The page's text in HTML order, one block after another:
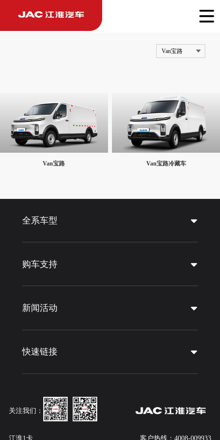
Van宝路
Van宝路 Van宝路冷藏车
全系车型
购车支持
新闻活动
快速链接
关注我们：
江淮1卡 客户热线：4008-009933